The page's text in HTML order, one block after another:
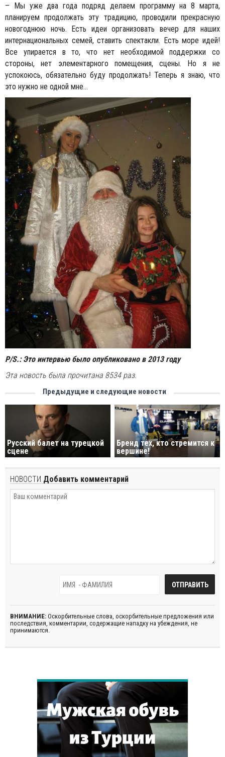
– Мы уже два года подряд делаем программу на 8 марта,
планируем продолжать эту традицию, проводили прекрасную
новогоднюю ночь. Есть идеи организовать вечер для наших
интернациональных семей, ставить спектакли. Есть море идей!
Все упирается в то, что нет необходимой поддержки со
стороны, нет элементарного помещения, сцены. Но я не
успокоюсь, обязательно буду продолжать! Теперь я знаю, что
это нужно не одной мне…
P/S.: Это интервью было опубликовано в 2013 году
Эта новость была прочитана 8534 раз.
Предыдущие и следующие новости
Русский балет на турецкой
сцене
Бренд тех, кто стремится к
вершине!
НОВОСТИ Добавить комментарий
ВНИМАНИЕ: Оскорбительные слова, оскорбительные предложения или
последствия, комментарии, содержащие нападку на убеждения, не
принимаются.